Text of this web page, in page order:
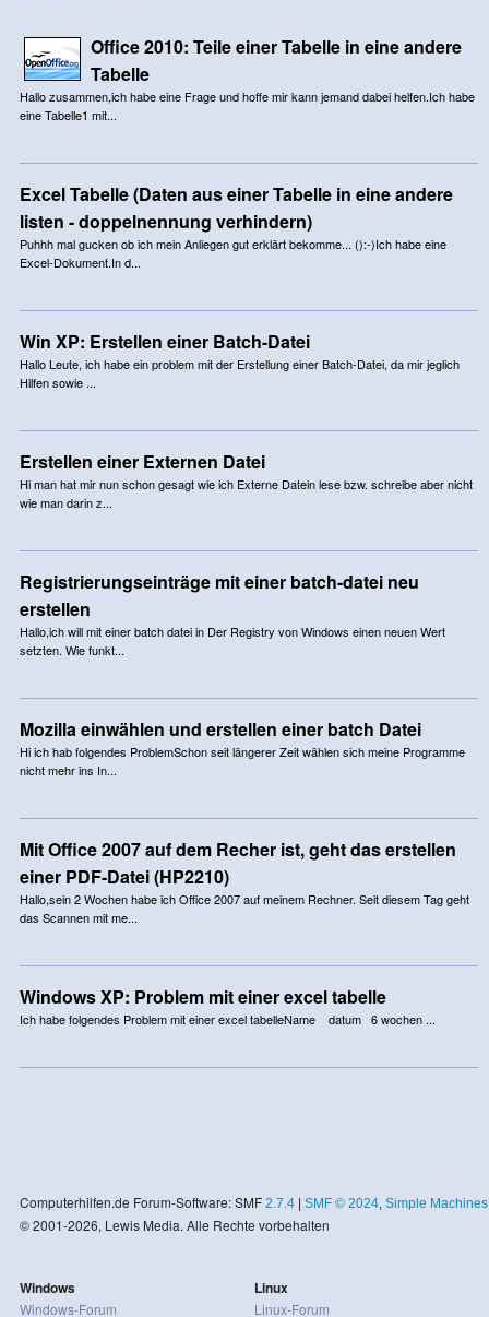
Office 2010: Teile einer Tabelle in eine andere
Tabelle
Hallo zusammen,ich habe eine Frage und hoffe mir kann jemand dabei helfen.Ich habe
eine Tabelle1 mit...
Excel Tabelle (Daten aus einer Tabelle in eine andere
listen - doppelnennung verhindern)
Puhhh mal gucken ob ich mein Anliegen gut erklärt bekomme... ():-)Ich habe eine
Excel-Dokument.In d...
Win XP: Erstellen einer Batch-Datei
Hallo Leute, ich habe ein problem mit der Erstellung einer Batch-Datei, da mir jeglich
Hilfen sowie ...
Erstellen einer Externen Datei
Hi man hat mir nun schon gesagt wie ich Externe Datein lese bzw. schreibe aber nicht
wie man darin z...
Registrierungseinträge mit einer batch-datei neu
erstellen
Hallo,ich will mit einer batch datei in Der Registry von Windows einen neuen Wert
setzten. Wie funkt...
Mozilla einwählen und erstellen einer batch Datei
Hi ich hab folgendes ProblemSchon seit längerer Zeit wählen sich meine Programme
nicht mehr ins In...
Mit Office 2007 auf dem Recher ist, geht das erstellen
einer PDF-Datei (HP2210)
Hallo,sein 2 Wochen habe ich Office 2007 auf meinem Rechner. Seit diesem Tag geht
das Scannen mit me...
Windows XP: Problem mit einer excel tabelle
Ich habe folgendes Problem mit einer excel tabelleName datum 6 wochen ...
Computerhilfen.de Forum-Software: SMF 2.7.4| SMF © 2024, Simple Machines
© 2001-2026, Lewis Media. Alle Rechte vorbehalten
Windows
Windows-Forum
Linux
Linux-Forum